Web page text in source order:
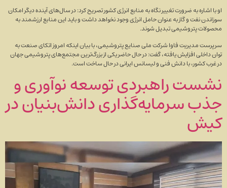
او با اشاره به ضرورت تغییر نگاه به منابع انرژی کشور تصریح کرد: در سال‌های آینده دیگر امکان
سوزاندن نفت و گاز به‌ عنوان حامل انرژی وجود نخواهد داشت و باید این منابع ارزشمند به
محصولات پتروشیمی تبدیل شوند.
سرپرست مدیریت فاوا شرکت ملی صنایع پتروشیمی، با بیان اینکه امروز اتکای صنعت به
توان داخلی افزایش یافته، گفت: در حال حاضر یکی از بزرگ‌ترین مجتمع‌های پتروشیمی جهان
در غرب کشور، با دانش فنی و لیسانس ایرانی در حال ساخت است.
نشست راهبردی توسعه نوآوری و
جذب سرمایه‌گذاری دانش‌بنیان در
کیش